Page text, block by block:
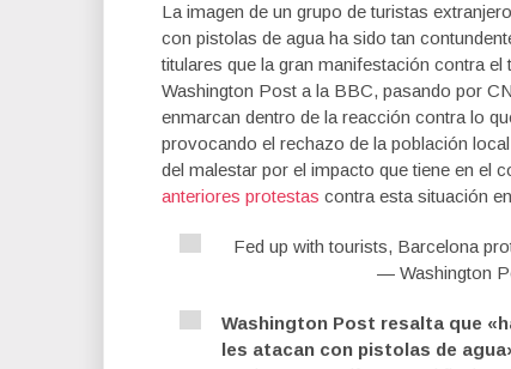
La imagen de un grupo de turistas
con pistolas de agua ha sido tan
titulares que la gran manifestación contra
Washington Post a la BBC, pasando por
enmarcan dentro de la reacción contra lo
provocando el rechazo de la población
del malestar por el impacto que tiene en el
anteriores protestas contra esta situación
Fed up with tourists, Barcelona
— Washington
Washington Post resalta que
les atacan con pistolas de